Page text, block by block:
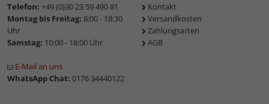
Telefon: +49 (0)30 23 59 490 81
Montag bis Freitag: 8:00 - 18:30
Uhr
Samstag: 10:00 - 18:00 Uhr
E-Mail an uns
WhatsApp Chat: 0176 34440122
Kontakt
Versandkosten
Zahlungsarten
AGB